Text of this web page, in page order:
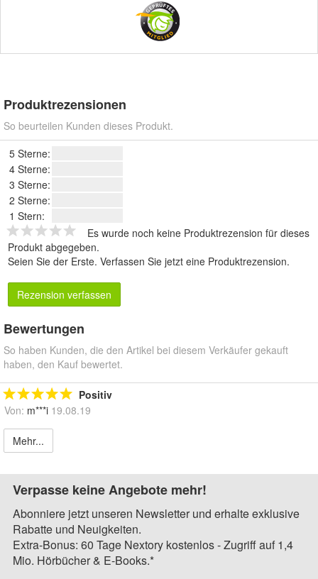
Produktrezensionen
So beurteilen Kunden dieses Produkt.
5 Sterne:
4 Sterne:
3 Sterne:
2 Sterne:
1 Stern:
Es wurde noch keine Produktrezension für dieses
Produkt abgegeben.
Seien Sie der Erste. Verfassen Sie jetzt eine Produktrezension.
Rezension verfassen
Bewertungen
So haben Kunden, die den Artikel bei diesem Verkäufer gekauft
haben, den Kauf bewertet.
Positiv
Von: m***i 19.08.19
Mehr...
Verpasse keine Angebote mehr!
Abonniere jetzt unseren Newsletter und erhalte exklusive
Rabatte und Neuigkeiten.
Extra-Bonus: 60 Tage Nextory kostenlos - Zugriff auf 1,4
Mio. Hörbücher & E-Books.*